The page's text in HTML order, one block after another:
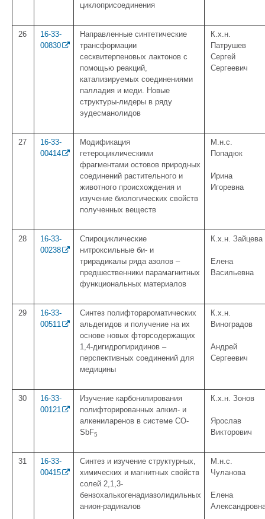
циклоприсоединения
26
16-33-
00830
Направленные синтетические
трансформации
сесквитерпеновых лактонов с
помощью реакций,
катализируемых соединениями
палладия и меди. Новые
структуры-лидеры в ряду
эудесманолидов
К.х.н.
Патрушев
Сергей
Сергеевич
27
16-33-
00414
Модификация
гетероциклическими
фрагментами остовов природных
соединений растительного и
животного происхождения и
изучение биологических свойств
полученных веществ
М.н.с.
Попадюк
Ирина
Игоревна
28
16-33-
00238
Спироциклические
нитроксильные би- и
трирадикалы ряда азолов –
предшественники парамагнитных
функциональных материалов
К.х.н. Зайцева
Елена
Васильевна
29
16-33-
00511
Синтез полифторароматических
альдегидов и получение на их
основе новых фторсодержащих
1,4-дигидропиридинов –
перспективных соединений для
медицины
К.х.н.
Виноградов
Андрей
Сергеевич
30
16-33-
00121
Изучение карбонилирования
полифторированных алкил- и
алкениларенов в системе CO-
SbF5
К.х.н. Зонов
Ярослав
Викторович
31
16-33-
00415
Синтез и изучение структурных,
химических и магнитных свойств
солей 2,1,3-
бензохалькогенадиазолидильных
анион-радикалов
М.н.с.
Чуланова
Елена